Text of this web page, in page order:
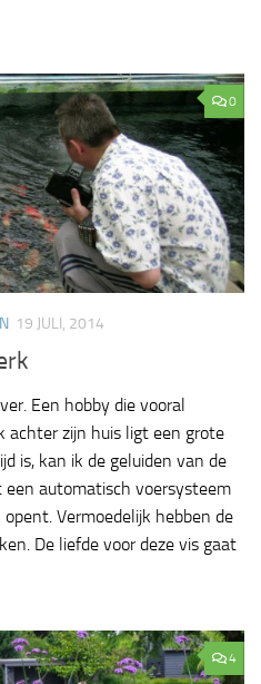
0
19 JULI, 2014
Een hobby die vooral
achter zijn huis ligt een grote
is, kan ik de geluiden van de
automatisch voersysteem
Vermoedelijk hebben de
De liefde voor deze vis gaat
4